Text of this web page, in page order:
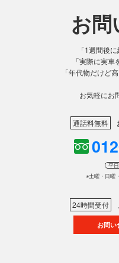
お問
「1週間後
「実際に実車
「年代物だけど
お気軽にお
通話料無料
平日
※土曜・日曜
24時間受付
お問い